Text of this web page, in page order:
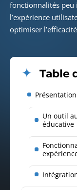
fonctionnalités peu
l’expérience
optimiser
Table
Présentation
Un outil
éducative